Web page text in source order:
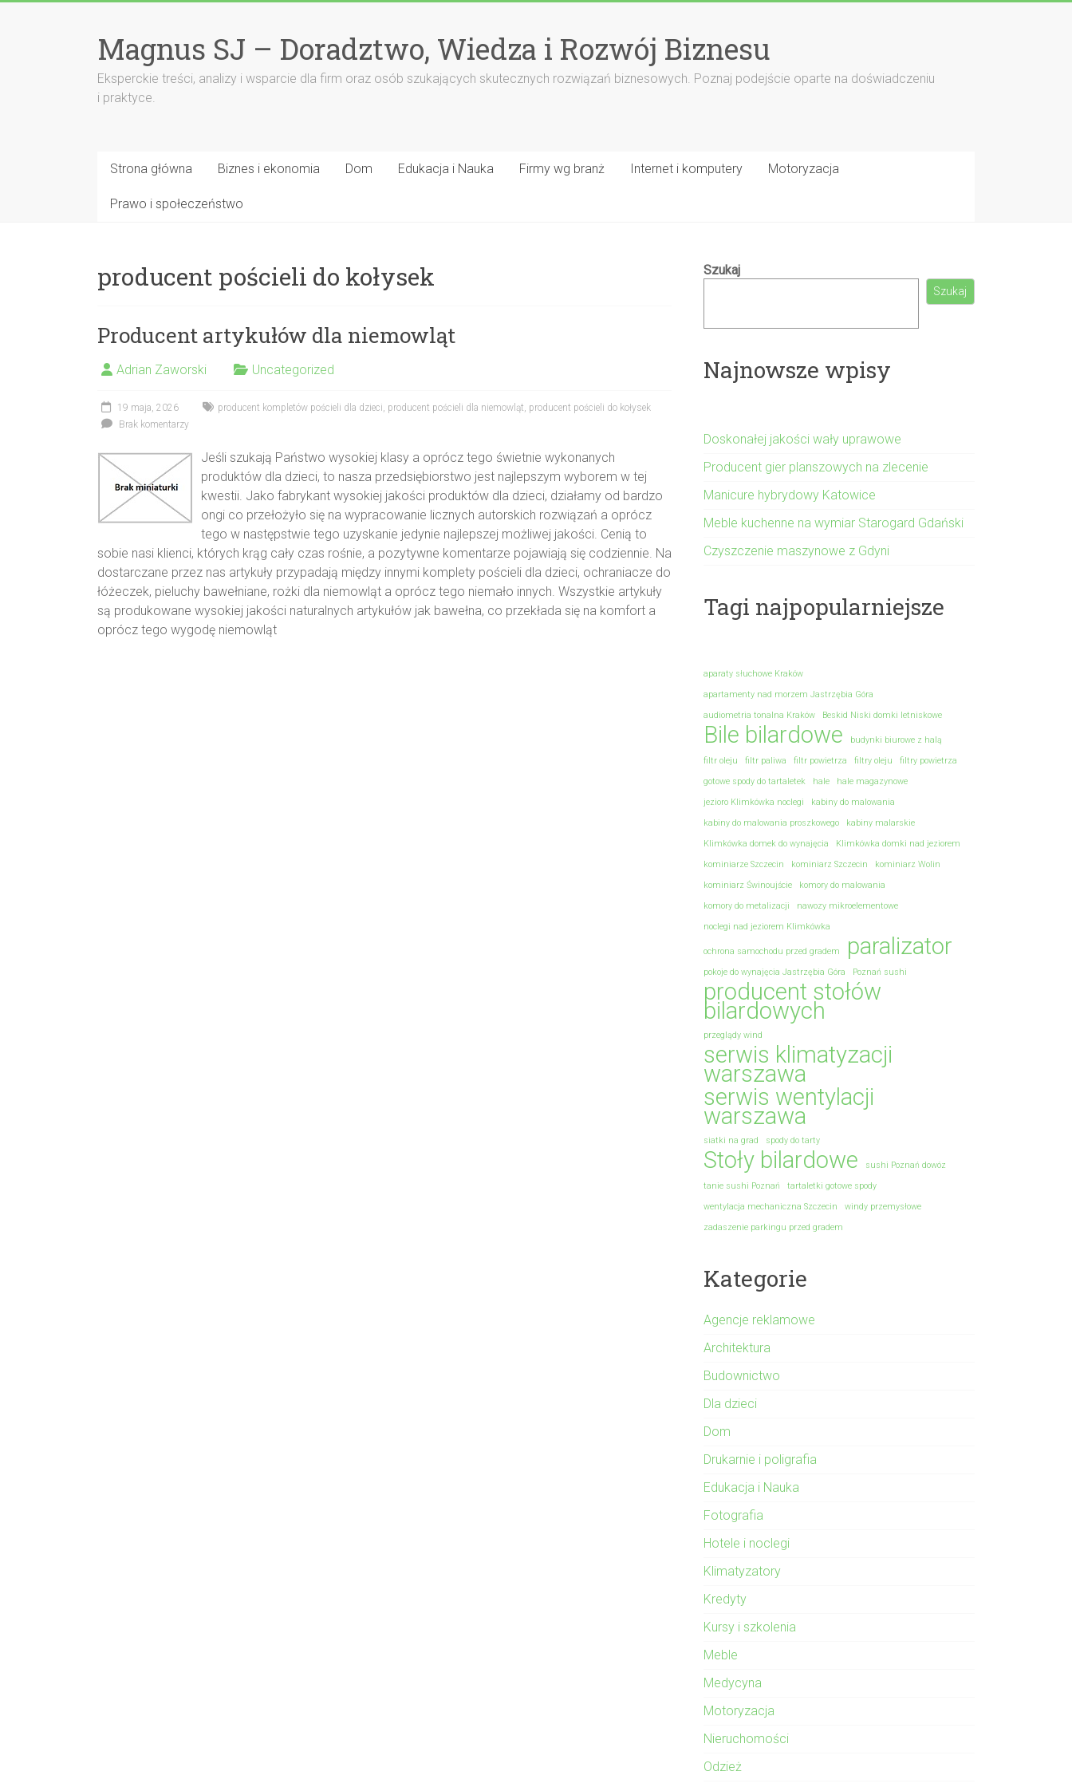
Magnus SJ – Doradztwo, Wiedza i Rozwój Biznesu
Eksperckie treści, analizy i wsparcie dla firm oraz osób szukających skutecznych rozwiązań biznesowych. Poznaj podejście oparte na doświadczeniu
i praktyce.
Strona główna Biznes i ekonomia Dom Edukacja i Nauka Firmy wg branż Internet i komputery Motoryzacja
Prawo i społeczeństwo
producent pościeli do kołysek
Producent artykułów dla niemowląt
Adrian Zaworski Uncategorized
19 maja, 2026 producent kompletów pościeli dla dzieci, producent pościeli dla niemowląt, producent pościeli do kołysek
Brak komentarzy
Jeśli szukają Państwo wysokiej klasy a oprócz tego świetnie wykonanych
produktów dla dzieci, to nasza przedsiębiorstwo jest najlepszym wyborem w tej
kwestii. Jako fabrykant wysokiej jakości produktów dla dzieci, działamy od bardzo
ongi co przełożyło się na wypracowanie licznych autorskich rozwiązań a oprócz
tego w następstwie tego uzyskanie jedynie najlepszej możliwej jakości. Cenią to
sobie nasi klienci, których krąg cały czas rośnie, a pozytywne komentarze pojawiają się codziennie. Na
dostarczane przez nas artykuły przypadają między innymi komplety pościeli dla dzieci, ochraniacze do
łóżeczek, pieluchy bawełniane, rożki dla niemowląt a oprócz tego niemało innych. Wszystkie artykuły
są produkowane wysokiej jakości naturalnych artykułów jak bawełna, co przekłada się na komfort a
oprócz tego wygodę niemowląt
Szukaj
Szukaj
Najnowsze wpisy
Doskonałej jakości wały uprawowe
Producent gier planszowych na zlecenie
Manicure hybrydowy Katowice
Meble kuchenne na wymiar Starogard Gdański
Czyszczenie maszynowe z Gdyni
Tagi najpopularniejsze
aparaty słuchowe Kraków
apartamenty nad morzem Jastrzębia Góra
audiometria tonalna Kraków
Beskid Niski domki letniskowe
Bile bilardowe
budynki biurowe z halą
filtr oleju
filtr paliwa filtr powietrza filtry oleju
filtry powietrza
gotowe spody do tartaletek
hale
hale magazynowe
jezioro Klimkówka noclegi
kabiny do malowania
kabiny do malowania proszkowego
kabiny malarskie
Klimkówka domek do wynajęcia
Klimkówka domki nad jeziorem
kominiarze Szczecin
kominiarz Szczecin
kominiarz Wolin
kominiarz Świnoujście
komory do malowania
komory do metalizacji
nawozy mikroelementowe
noclegi nad jeziorem Klimkówka
ochrona samochodu przed gradem paralizator
pokoje do wynajęcia Jastrzębia Góra Poznań sushi
producent stołów
bilardowych
przeglądy wind
serwis klimatyzacji
warszawa
serwis wentylacji
warszawa
siatki na grad spody do tarty
Stoły bilardowe
sushi Poznań dowóz
tanie sushi Poznań
tartaletki gotowe spody
wentylacja mechaniczna Szczecin
windy przemysłowe
zadaszenie parkingu przed gradem
Kategorie
Agencje reklamowe
Architektura
Budownictwo
Dla dzieci
Dom
Drukarnie i poligrafia
Edukacja i Nauka
Fotografia
Hotele i noclegi
Klimatyzatory
Kredyty
Kursy i szkolenia
Meble
Medycyna
Motoryzacja
Nieruchomości
Odzież